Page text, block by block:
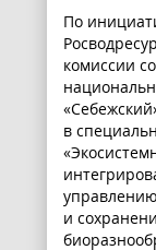
По
комиссии
в
и